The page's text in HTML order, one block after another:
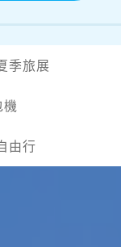
季旅展
機
由行